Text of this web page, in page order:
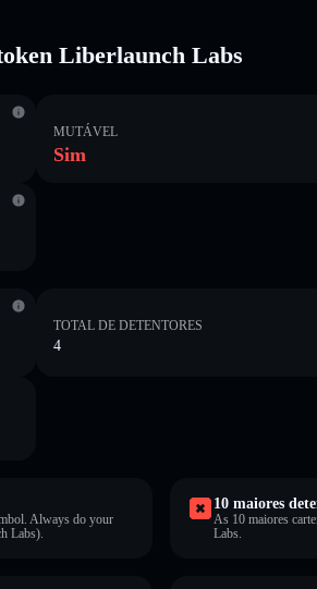
Liberlaunch Labs
MUTÁVEL
Sim
TOTAL DE DETENTORES
4
Always do your
Labs).
10 maiores
As 10 maiores
Labs.